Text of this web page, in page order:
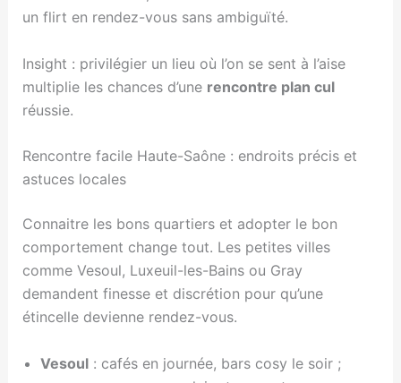
un flirt en rendez-vous sans ambiguïté.
Insight : privilégier un lieu où l’on se sent à l’aise
multiplie les chances d’une rencontre plan cul
réussie.
Rencontre facile Haute-Saône : endroits précis et
astuces locales
Connaitre les bons quartiers et adopter le bon
comportement change tout. Les petites villes
comme Vesoul, Luxeuil-les-Bains ou Gray
demandent finesse et discrétion pour qu’une
étincelle devienne rendez-vous.
Vesoul: cafés en journée, bars cosy le soir ;